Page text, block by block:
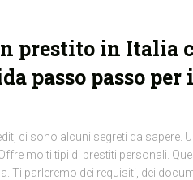
prestito in Italia
passo passo per i
ci sono alcuni segreti da sapere.
molti tipi di prestiti personali.
Ti parleremo dei requisiti, dei